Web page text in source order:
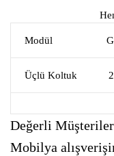
Modül
Üçlü Koltuk
Değerli
Mobilya